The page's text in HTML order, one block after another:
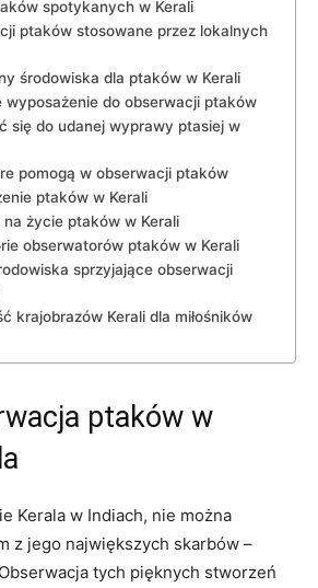
spotykanych w Kerali
ptaków stosowane przez lokalnych
środowiska dla ptaków w Kerali
wyposażenie do obserwacji ptaków
się do udanej wyprawy ptasiej w
pomogą w obserwacji ptaków
ptaków w Kerali
życie ptaków w Kerali
obserwatorów ptaków w Kerali
sprzyjające obserwacji
krajobrazów Kerali dla miłośników
ptaków w
Kerala w Indiach, nie można
z jego największych skarbów –
tych pięknych stworzeń